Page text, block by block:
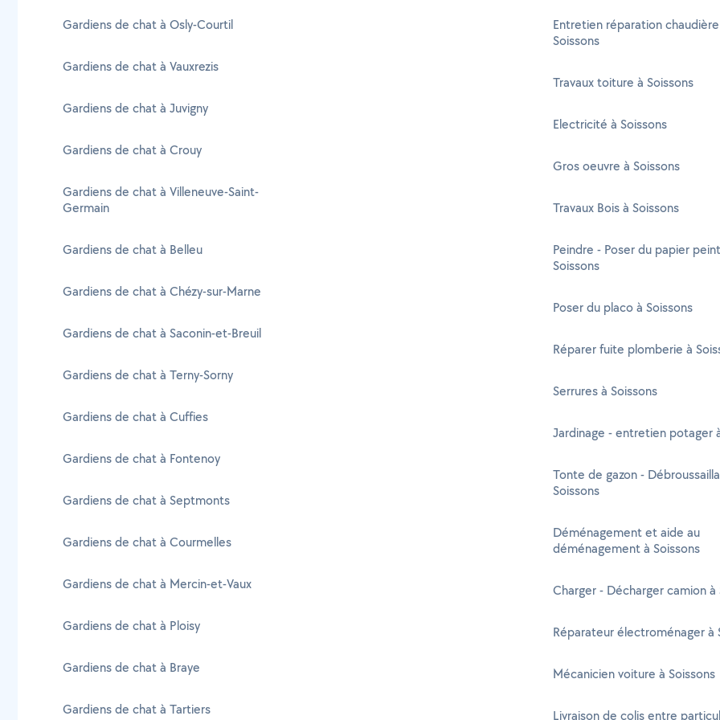
Gardiens de chat à Osly-Courtil
Gardiens de chat à Vauxrezis
Gardiens de chat à Juvigny
Gardiens de chat à Crouy
Gardiens de chat à Villeneuve-Saint-
Germain
Gardiens de chat à Belleu
Gardiens de chat à Chézy-sur-Marne
Gardiens de chat à Saconin-et-Breuil
Gardiens de chat à Terny-Sorny
Gardiens de chat à Cuffies
Gardiens de chat à Fontenoy
Gardiens de chat à Septmonts
Gardiens de chat à Courmelles
Gardiens de chat à Mercin-et-Vaux
Gardiens de chat à Ploisy
Gardiens de chat à Braye
Gardiens de chat à Tartiers
Entretien réparation
Soissons
Travaux toiture à Soissons
Electricité à Soissons
Gros oeuvre à Soissons
Travaux Bois à Soissons
Peindre - Poser du papier
Soissons
Poser du placo à Soissons
Réparer fuite plomberie à
Serrures à Soissons
Jardinage - entretien potager
Tonte de gazon -
Soissons
Déménagement et aide au
déménagement à Soissons
Charger - Décharger camion à
Réparateur électroménager à
Mécanicien voiture à Soissons
Livraison de colis entre